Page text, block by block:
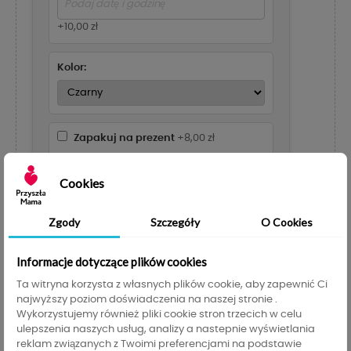
+10,00 zł
Kolor:
Zapakuj na prezent +8,00 zł
Udostępnij
help_outline ZAPYTAJ O PRODUKT
Cookies
Zgody Szczegóły O Cookies
Informacje dotyczące plików cookies
Ta witryna korzysta z własnych plików cookie, aby zapewnić Ci
najwyższy poziom doświadczenia na naszej stronie .
Wykorzystujemy również pliki cookie stron trzecich w celu
ulepszenia naszych usług, analizy a nastepnie wyświetlania
reklam związanych z Twoimi preferencjami na podstawie